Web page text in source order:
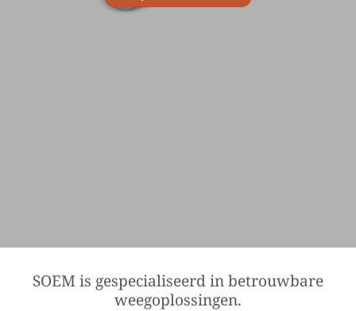
SOEM is gespecialiseerd in betrouwbare
weegoplossingen.